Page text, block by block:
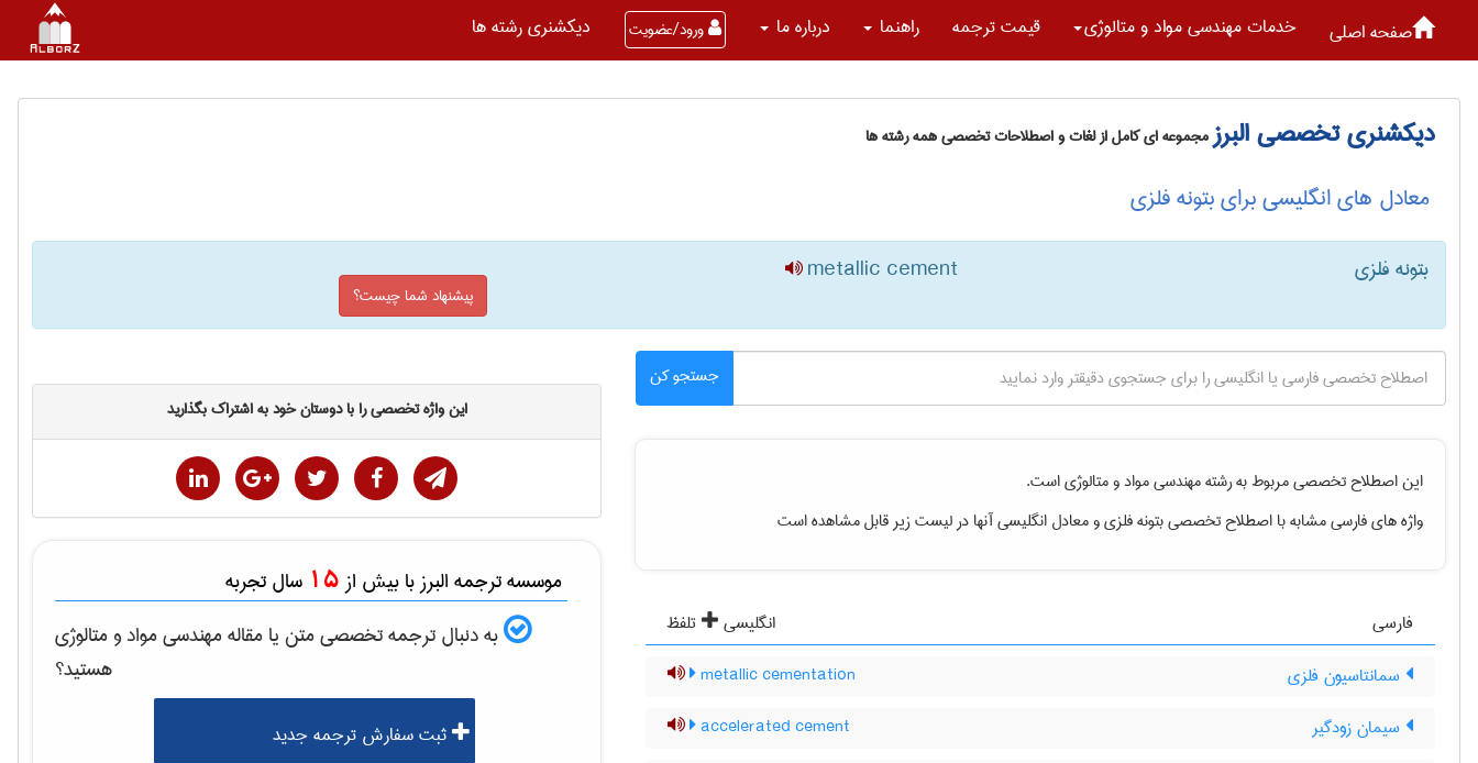
صفحه اصلی خدمات مهندسی مواد و متالوژی قیمت ترجمه راهنما درباره ما ورود/عضویت دیکشنری رشته ها
دیکشنری تخصصی البرزمجموعه ای کامل از لغات و اصطلاحات تخصصی همه رشته ها
معادل های انگلیسی برای بتونه فلزی
بتونه فلزی metallic cement
پیشنهاد شما چیست؟
جستجو کن
این اصطلاح تخصصی مربوط به رشتهمهندسی مواد و متالوژیاست.
واژه های فارسی مشابه با اصطلاح تخصصیبتونه فلزیو معادل انگلیسی آنها در لیست زیر قابل مشاهده است
فارسی انگلیسی
تلفظ
سمانتاسیون فلزی
metallic cementation
سیمان زودگیر accelerated cement
این واژه تخصصی را با دوستان خود به اشتراک بگذارید
موسسه ترجمه البرز با بیش از 15 سال تجربه
به دنبال ترجمه تخصصی متن یا مقالهمهندسی مواد و متالوژی
هستید؟
ثبت سفارش ترجمه جدید